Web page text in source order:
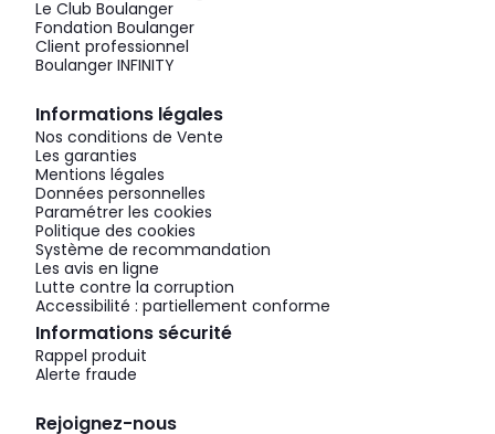
Le Club Boulanger
Fondation Boulanger
Client professionnel
Boulanger INFINITY
Informations légales
Nos conditions de Vente
Les garanties
Mentions légales
Données personnelles
Paramétrer les cookies
Politique des cookies
Système de recommandation
Les avis en ligne
Lutte contre la corruption
Accessibilité : partiellement conforme
Informations sécurité
Rappel produit
Alerte fraude
Rejoignez-nous